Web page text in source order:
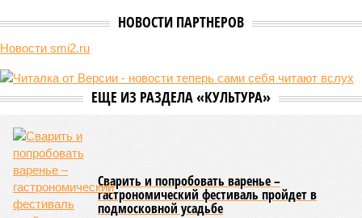
НОВОСТИ ПАРТНЕРОВ
Новости smi2.ru
ЕЩЕ ИЗ РАЗДЕЛА «КУЛЬТУРА»
Сварить и попробовать варенье –
гастрономический фестиваль пройдет в
подмосковной усадьбе